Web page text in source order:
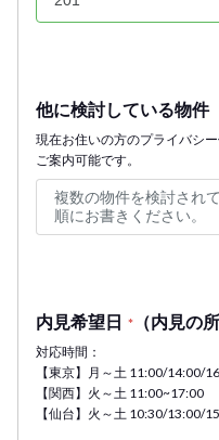
他に検討している物件
現在お住いの方のプライバシ
ご案内可能です。
内見希望日 * （内見の
対応時間：
【東京】月～土 11:00/14:00/
【関西】火～土 11:00~17:00
【仙台】火～土 10:30/13:00/